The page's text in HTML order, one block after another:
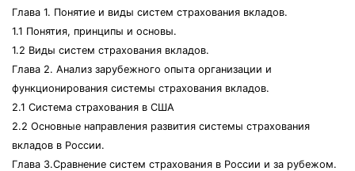
Глава 1. Понятие и виды систем страхования вкладов.
1.1 Понятия, принципы и основы.
1.2 Виды систем страхования вкладов.
Глава 2. Анализ зарубежного опыта организации и
функционирования системы страхования вкладов.
2.1 Система страхования в США
2.2 Основные направления развития системы страхования
вкладов в России.
Глава 3.Сравнение систем страхования в России и за рубежом.